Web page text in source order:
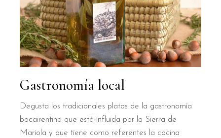
Gastronomía local
Degusta los tradicionales platos de la gastronomía
bocairentina que está influida por la Sierra de
Mariola y que tiene como referentes la cocina